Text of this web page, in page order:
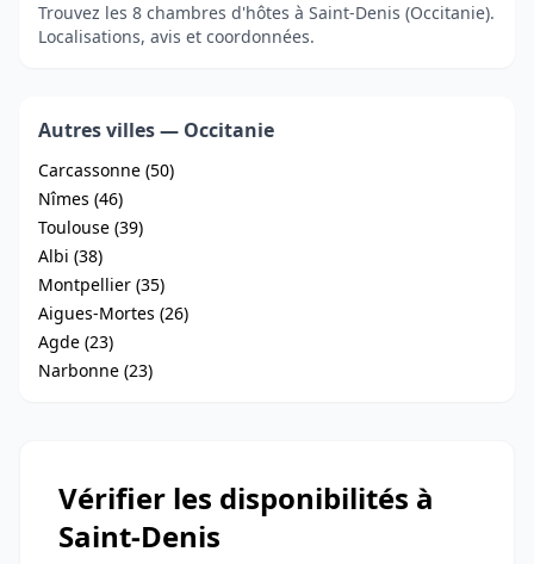
Trouvez les 8 chambres d'hôtes à Saint-Denis (Occitanie).
Localisations, avis et coordonnées.
Autres villes — Occitanie
Carcassonne (50)
Nîmes (46)
Toulouse (39)
Albi (38)
Montpellier (35)
Aigues-Mortes (26)
Agde (23)
Narbonne (23)
Vérifier les disponibilités à
Saint-Denis